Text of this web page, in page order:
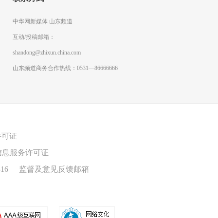
中华网新媒体 山东频道
互动/投稿邮箱：
shandong@zhixun.china.com
山东频道商务合作热线：0531—86666666
证
服务许可证
监督及意见反馈邮箱